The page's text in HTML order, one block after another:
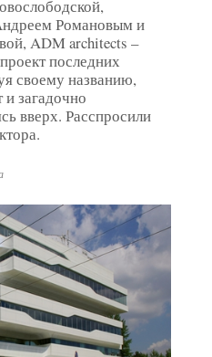
Романовым и
ADM architects –
последних
своему названию,
загадочно
вверх. Расспросили